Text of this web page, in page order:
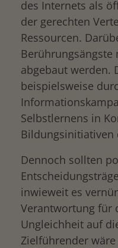
des Internets als
der gerechten
Ressourcen.
abgebaut werden.
beispielsweise
Selbstlernens in
Bildungsinitiativen
Dennoch sollten
inwieweit es
Verantwortung für
Ungleichheit auf
Zielführender